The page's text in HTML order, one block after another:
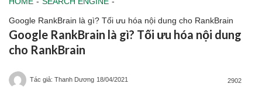
Google RankBrain là gì? Tối ưu hóa nội dung cho RankBrain
Google RankBrain là gì? Tối ưu hóa nội dung
cho RankBrain
Tác giả: Thanh Dương 18/04/2021 2902